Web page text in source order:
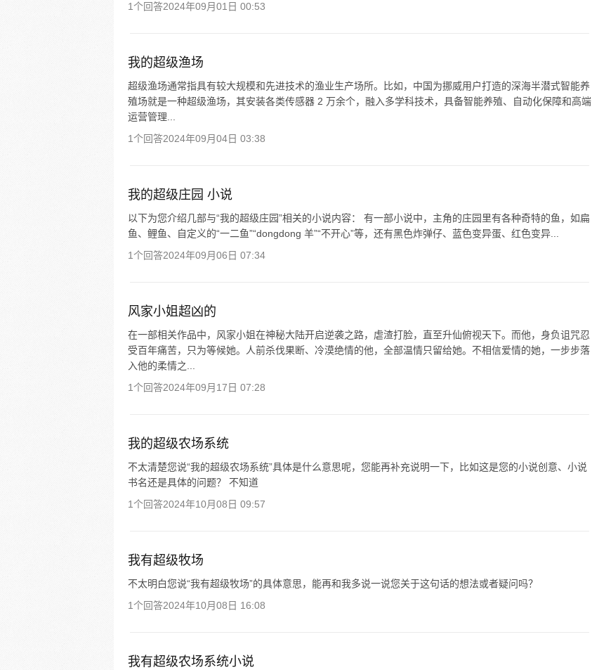
1个回答2024年09月01日 00:53
我的超级渔场
超级渔场通常指具有较大规模和先进技术的渔业生产场所。比如，中国为挪威用户打造的深海半潜式智能养
殖场就是一种超级渔场，其安装各类传感器 2 万余个，融入多学科技术，具备智能养殖、自动化保障和高端
运营管理...
1个回答2024年09月04日 03:38
我的超级庄园 小说
以下为您介绍几部与“我的超级庄园”相关的小说内容： 有一部小说中，主角的庄园里有各种奇特的鱼，如扁
鱼、鲤鱼、自定义的“一二鱼”“dongdong 羊”“不开心”等，还有黑色炸弹仔、蓝色变异蛋、红色变异...
1个回答2024年09月06日 07:34
风家小姐超凶的
在一部相关作品中，风家小姐在神秘大陆开启逆袭之路，虐渣打脸，直至升仙俯视天下。而他，身负诅咒忍
受百年痛苦，只为等候她。人前杀伐果断、冷漠绝情的他，全部温情只留给她。不相信爱情的她，一步步落
入他的柔情之...
1个回答2024年09月17日 07:28
我的超级农场系统
不太清楚您说“我的超级农场系统”具体是什么意思呢，您能再补充说明一下，比如这是您的小说创意、小说
书名还是具体的问题？ 不知道
1个回答2024年10月08日 09:57
我有超级牧场
不太明白您说“我有超级牧场”的具体意思，能再和我多说一说您关于这句话的想法或者疑问吗？
1个回答2024年10月08日 16:08
我有超级农场系统小说